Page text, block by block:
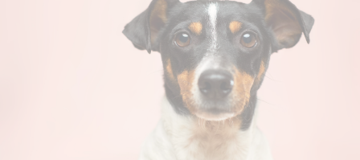
Versicherungen zahlt, wo die Grenze verläuft und an welchen typischen
Alltagssituationen du erkennst, welche greift. So weißt du, welchen
Schutz dein Hund wirklich braucht und ob es sinnvoll ist, beide